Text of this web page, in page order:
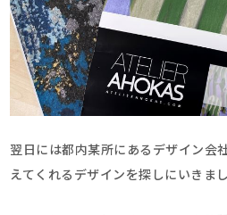
翌日には都内某所にあるデザイン会
えてくれるデザインを探しにいきまし